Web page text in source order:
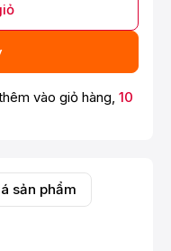
vào giỏ hàng, 10
sản phẩm